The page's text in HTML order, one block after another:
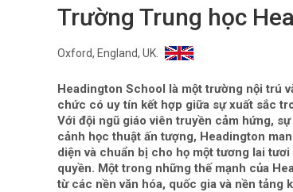
Trường Trung học
Oxford, England, UK.
Headington School là một trường nội trú
chức có uy tín kết hợp giữa sự xuất sắc
Với đội ngũ giáo viên truyền cảm hứng,
cảnh học thuật ấn tượng, Headington
diện và chuẩn bị cho họ một tương lai
quyền. Một trong những thế mạnh của
từ các nền văn hóa, quốc gia và nền tảng